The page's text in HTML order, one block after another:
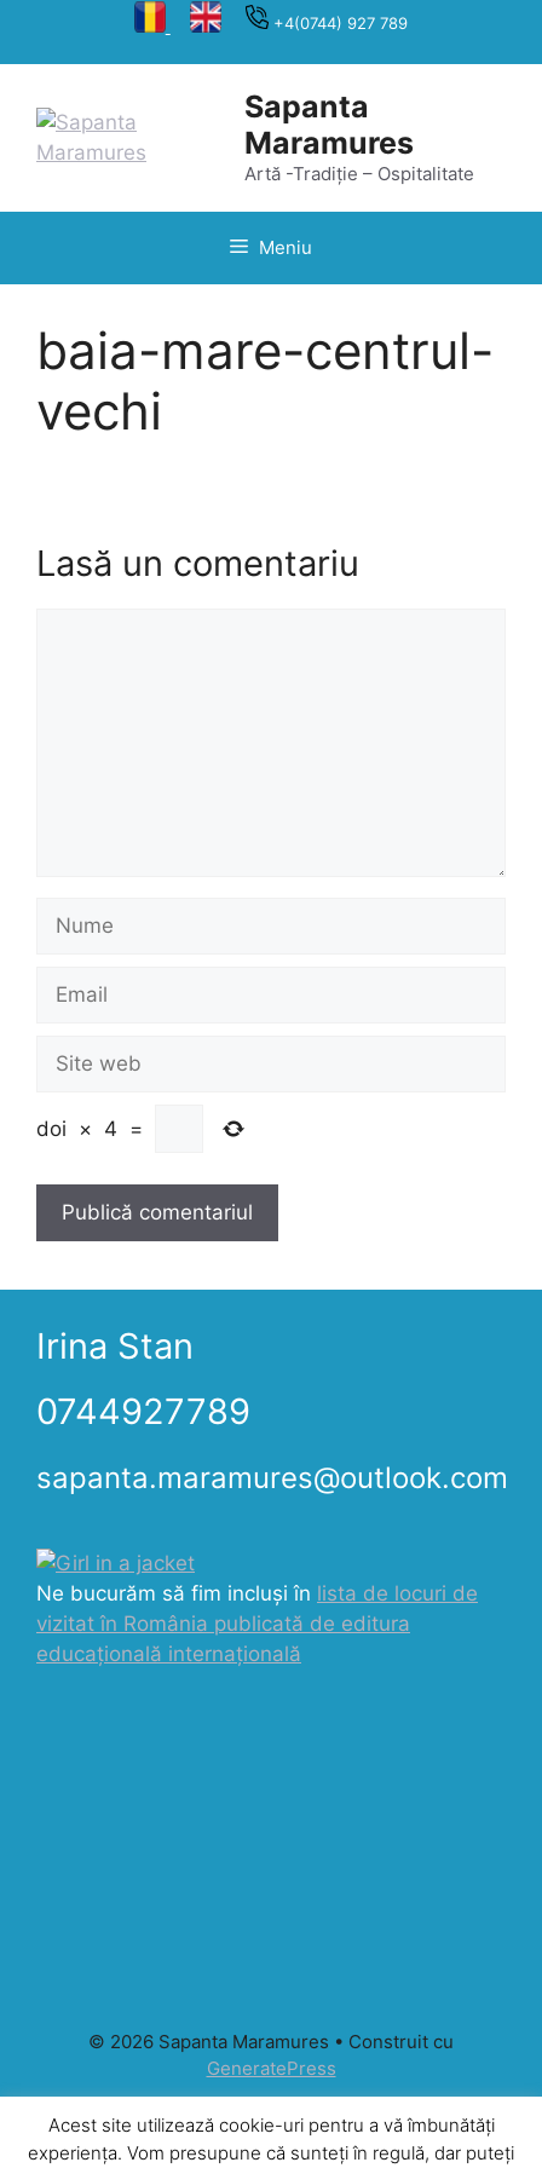
+4(0744) 927 789
Sapanta
Maramures
Artă -Tradiție – Ospitalitate
Meniu
baia-mare-centrul-
vechi
Lasă un comentariu
Nume
Email
Site
web
doi × 4 =
Irina Stan
0744927789
sapanta.maramures@outlook.com
Ne bucurăm să fim incluși în lista de locuri de
vizitat în România publicată de editura
educațională internațională
© 2026 Sapanta Maramures • Construit cu
GeneratePress
Acest site utilizează cookie-uri pentru a vă îmbunătăți
experiența. Vom presupune că sunteți în regulă, dar puteți